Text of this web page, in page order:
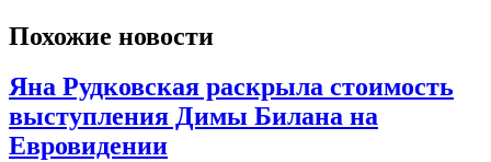
Похожие новости
Яна Рудковская раскрыла стоимость
выступления Димы Билана на
Евровидении